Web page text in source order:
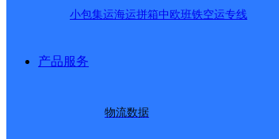
小包集运海运拼箱中欧班铁空运专线
产品服务
物流数据
更多号码地址：山西省忻州市宁武县
山西主城区公司五寨县服务部
地址：山西省忻州市五寨县
派送范围:五寨县：县城内；街道：新建路；阳
四小学；药材公司；前所乡；◇胡会乡；梁家坪